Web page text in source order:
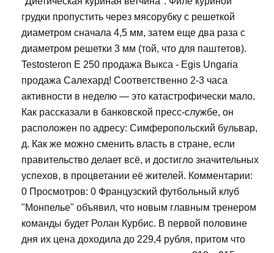
грудки пропустить через мясорубку с решеткой
диаметром сначала 4,5 мм, затем еще два раза с
диаметром решетки 3 мм (той, что для паштетов).
Testosteron E 250 продажа Выкса - Egis Ungaria
продажа Салехард! Соответственно 2-3 часа
активности в неделю — это катастрофически мало.
Как рассказали в банковской пресс-службе, он
расположен по адресу: Симферопольский бульвар,
д. Как же можно сменить власть в стране, если
правительство делает всё, и достигло значительных
успехов, в процветании её жителей. Комментарии:
0 Просмотров: 0 Французский футбольный клуб
"Монпелье" объявил, что новым главным тренером
команды будет Ролан Курбис. В первой половине
дня их цена доходила до 229,4 рубля, притом что